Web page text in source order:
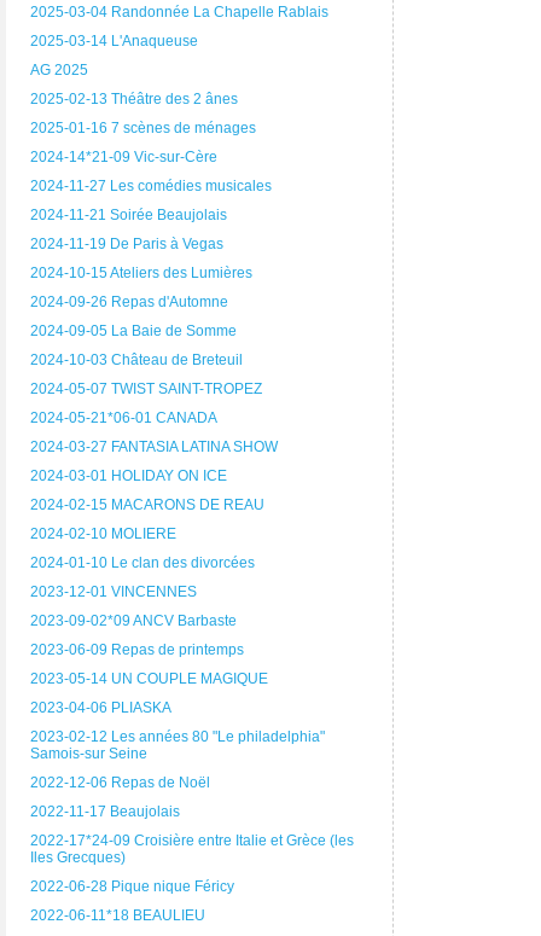
2025-03-04 Randonnée La Chapelle Rablais
2025-03-14 L'Anaqueuse
AG 2025
2025-02-13 Théâtre des 2 ânes
2025-01-16 7 scènes de ménages
2024-14*21-09 Vic-sur-Cère
2024-11-27 Les comédies musicales
2024-11-21 Soirée Beaujolais
2024-11-19 De Paris à Vegas
2024-10-15 Ateliers des Lumières
2024-09-26 Repas d'Automne
2024-09-05 La Baie de Somme
2024-10-03 Château de Breteuil
2024-05-07 TWIST SAINT-TROPEZ
2024-05-21*06-01 CANADA
2024-03-27 FANTASIA LATINA SHOW
2024-03-01 HOLIDAY ON ICE
2024-02-15 MACARONS DE REAU
2024-02-10 MOLIERE
2024-01-10 Le clan des divorcées
2023-12-01 VINCENNES
2023-09-02*09 ANCV Barbaste
2023-06-09 Repas de printemps
2023-05-14 UN COUPLE MAGIQUE
2023-04-06 PLIASKA
2023-02-12 Les années 80 "Le philadelphia"
Samois-sur Seine
2022-12-06 Repas de Noël
2022-11-17 Beaujolais
2022-17*24-09 Croisière entre Italie et Grèce (les
Iles Grecques)
2022-06-28 Pique nique Féricy
2022-06-11*18 BEAULIEU